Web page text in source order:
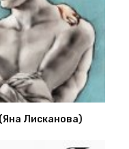
Лисканова)